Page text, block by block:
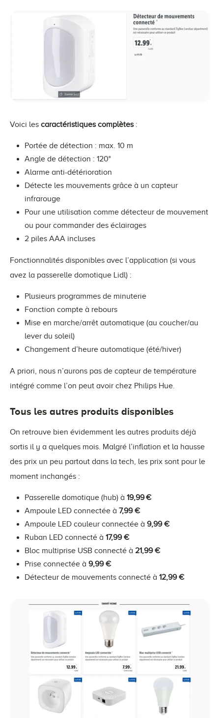
Voici les caractéristiques complètes:
Portée de détection : max. 10 m
Angle de détection : 120°
Alarme anti-détérioration
Détecte les mouvements grâce à un capteur
infrarouge
Pour une utilisation comme détecteur de mouvement
ou pour commander des éclairages
2 piles AAA incluses
Fonctionnalités disponibles avec l’application (si vous
avez la passerelle domotique Lidl) :
Plusieurs programmes de minuterie
Fonction compte à rebours
Mise en marche/arrêt automatique (au coucher/au
lever du soleil)
Changement d’heure automatique (été/hiver)
A priori, nous n’aurons pas de capteur de température
intégré comme l’on peut avoir chez Philips Hue.
Tous les autres produits disponibles
On retrouve bien évidemment les autres produits déjà
sortis il y a quelques mois. Malgré l’inflation et la hausse
des prix un peu partout dans la tech, les prix sont pour le
moment inchangés :
Passerelle domotique (hub) à 19,99 €
Ampoule LED connectée à 7,99 €
Ampoule LED couleur connectée à 9,99 €
Ruban LED connecté à 17,99 €
Bloc multiprise USB connecté à 21,99 €
Prise connectée à 9,99 €
Détecteur de mouvements connecté à 12,99 €